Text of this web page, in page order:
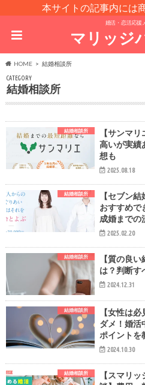
本サイトの記事内には
婚活・恋活応援
マリッジ
HOME 結婚相談所
CATEGORY
結婚相談所
結婚相談所
【サンマ
高いが実績
想も
2025.08.18
結婚相談所
【セブン
おすすめで
成婚までの
2025.02.20
結婚相談所
【質の良
は？判断す
2024.12.31
結婚相談所
【女性は
ダメ！婚活
ポイントを
2024.10.30
結婚相談所
【スマリ